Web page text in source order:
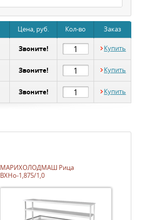
Цена, руб. Кол-во Заказ
Звоните! Купить
Звоните! Купить
Звоните! Купить
МАРИХОЛОДМАШ Рица
ВХНо-1,875/1,0